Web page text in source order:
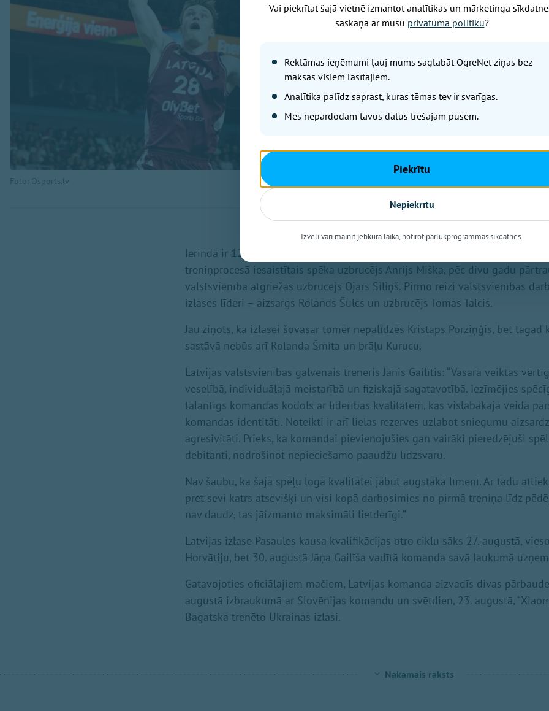
Foto: Osports.lv
Latvijas vīriešu basketbola
kandidātus, kuri gatavosies
kvalifikācijas spēlēm. Viņu
Šteinbergs.
Ierindā ir 12 spēlētāji, kuri piedalījās pirmā posma spēlēs. Uzaicināts arī
treniņprocesā iesaistītais spēka uzbrucējs Anrijs Miška, pēc divu gadu
valstsvienībā atgriežas uzbrucējs Ojārs Siliņš. Pirmo reizi valstsvienības
izlases līderi – aizsargs Rolands Šulcs un uzbrucējs Tomas Talcis.
Jau ziņots, ka izlasei šovasar tomēr nepalīdzēs Kristaps Porziņģis, bet tagad
sastāvā nebūs arī Rolanda Šmita un brāļu Kurucu.
Latvijas valstsvienības galvenais treneris Jānis Gailītis: “Vasarā veiktas
veselībā, individuālajā meistarībā un fiziskajā sagatavotībā. Iezīmējies
talantīgs komandas kodols ar līderības kvalitātēm, kas vislabākajā veidā
komandas identitāti. Noteikti ir arī lielas rezerves uzlabot sniegumu
agresivitāti. Prieks, ka komandai pievienojušies gan vairāki pieredzējuši
debitanti, nodrošinot nepieciešamo paaudžu līdzsvaru.
Nav šaubu, ka šajā spēļu logā kvalitātei jābūt augstākā līmenī. Ar tādu
pret sevi katrs atsevišķi un visi kopā darbosimies no pirmā treniņa līdz
nav daudz, tas jāizmanto maksimāli lietderīgi.”
Latvijas izlase Pasaules kausa kvalifikācijas otro ciklu sāks 27. augustā,
Horvātiju, bet 30. augustā Jāņa Gailīša vadītā komanda savā laukumā
Gatavojoties oficiālajiem mačiem, Latvijas komanda aizvadīs divas
augustā izbraukumā ar Slovēnijas komandu un svētdien, 23. augustā,
Bagatska trenēto Ukrainas izlasi.
Nākamais raksts
Vai piekrītat šajā vietnē izmantot analītikas un mārketinga
saskaņā ar mūsu privātuma politiku?
Reklāmas ieņēmumi ļauj mums saglabāt OgreNet ziņas bez
maksas visiem lasītājiem.
Analītika palīdz saprast, kuras tēmas tev ir svarīgas.
Mēs nepārdodam tavus datus trešajām pusēm.
Piekrītu
Nepiekrītu
Izvēli vari mainīt jebkurā laikā, notīrot pārlūkprogrammas sīkdatnes.